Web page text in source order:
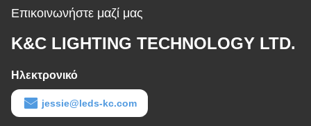
Επικοινωνήστε μαζί μας
K&C LIGHTING TECHNOLOGY LTD.
Ηλεκτρονικό
jessie@leds-kc.com